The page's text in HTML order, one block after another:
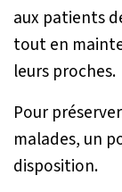
aux patients
tout en
leurs proches.
Pour
malades, un
disposition.